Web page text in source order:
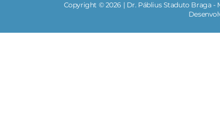
Copyright © 2026 | Dr. Páblius Staduto Braga -